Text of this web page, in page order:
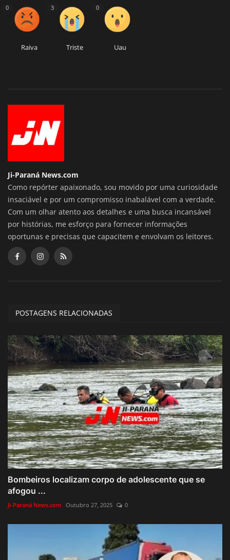
0
Raiva
3
Triste
0
Uau
Ji-Paraná News.com
Como repórter apaixonado, sou movido por uma curiosidade
insaciável e por um compromisso inabalável com a verdade.
Com um olhar atento aos detalhes e uma busca incansável
por histórias, me esforço para fornecer informações
oportunas e precisas que capacitem e envolvam os leitores.
POSTAGENS RELACIONADAS
Bombeiros localizam corpo de adolescente que se
afogou ...
Ji-Paraná News.com Outubro 27, 2025 0